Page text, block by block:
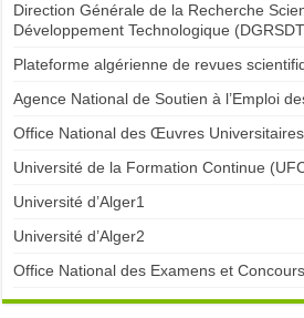
Direction Générale de la Recherche
Développement Technologique
Plateforme algérienne de revues
Agence National de Soutien à l’Emploi
Office National des Œuvres
Université de la Formation Continue
Université d’Alger1
Université d’Alger2
Office National des Examens et